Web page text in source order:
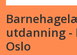
utdanning -
Oslo